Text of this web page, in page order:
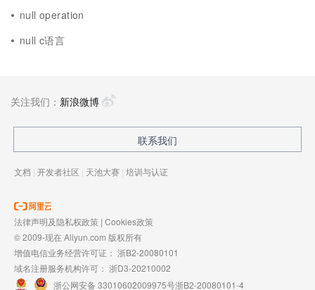
null operation
null c语言
关注我们： 新浪微博
联系我们
文档 | 开发者社区 | 天池大赛 | 培训与认证
法律声明及隐私权政策 | Cookies政策
© 2009-现在 Aliyun.com 版权所有
增值电信业务经营许可证： 浙B2-20080101
域名注册服务机构许可： 浙D3-20210002
浙公网安备 33010602009975号浙B2-20080101-4